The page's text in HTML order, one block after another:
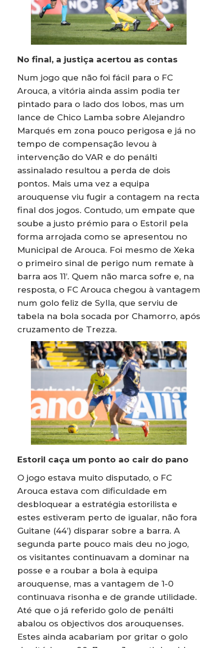
No final, a justiça acertou as contas
Num jogo que não foi fácil para o FC
Arouca, a vitória ainda assim podia ter
pintado para o lado dos lobos, mas um
lance de Chico Lamba sobre Alejandro
Marqués em zona pouco perigosa e já no
tempo de compensação levou à
intervenção do VAR e do penálti
assinalado resultou a perda de dois
pontos. Mais uma vez a equipa
arouquense viu fugir a contagem na recta
final dos jogos. Contudo, um empate que
soube a justo prémio para o Estoril pela
forma arrojada como se apresentou no
Municipal de Arouca. Foi mesmo de Xeka
o primeiro sinal de perigo num remate à
barra aos 11’. Quem não marca sofre e, na
resposta, o FC Arouca chegou à vantagem
num golo feliz de Sylla, que serviu de
tabela na bola socada por Chamorro, após
cruzamento de Trezza.
Estoril caça um ponto ao cair do pano
O jogo estava muito disputado, o FC
Arouca estava com dificuldade em
desbloquear a estratégia estorilista e
estes estiveram perto de igualar, não fora
Guitane (44’) disparar sobre a barra. A
segunda parte pouco mais deu no jogo,
os visitantes continuavam a dominar na
posse e a roubar a bola à equipa
arouquense, mas a vantagem de 1-0
continuava risonha e de grande utilidade.
Até que o já referido golo de penálti
abalou os objectivos dos arouquenses.
Estes ainda acabariam por gritar o golo